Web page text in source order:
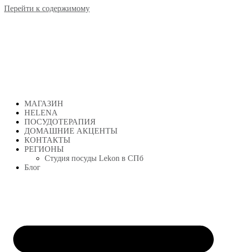
Перейти к содержимому
МАГАЗИН
HELENA
ПОСУДОТЕРАПИЯ
ДОМАШНИЕ АКЦЕНТЫ
КОНТАКТЫ
РЕГИОНЫ
Студия посуды Lekon в СПб
Блог